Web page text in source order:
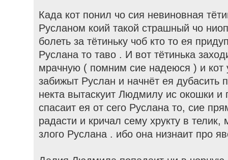
Када кот понил чо сия невиновная
Русланом коий такой страшный чо
болеть за тётиньку чоб кто то ея
Руслана то таво . И вот тётинька
мрачную ( помним сие надеюся ) и
забижыт Руслан и начнёт ея дубасить
некта вытаскуит Людмилу ис окошки и
спасаит ея от сего Руслана то, сие
радасти и кричал сему хрукту в
злого Руслана . ибо она низнаит про